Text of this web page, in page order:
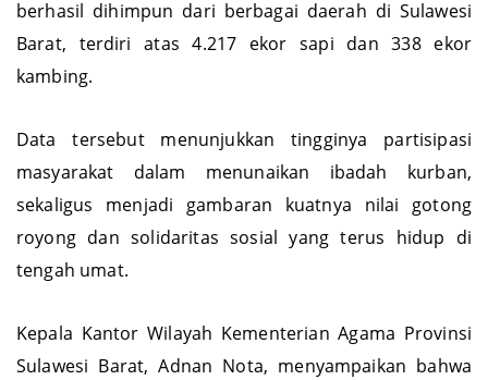
berhasil dihimpun dari berbagai daerah di Sulawesi
Barat, terdiri atas 4.217 ekor sapi dan 338 ekor
kambing.
Data tersebut menunjukkan tingginya partisipasi
masyarakat dalam menunaikan ibadah kurban,
sekaligus menjadi gambaran kuatnya nilai gotong
royong dan solidaritas sosial yang terus hidup di
tengah umat.
Kepala Kantor Wilayah Kementerian Agama Provinsi
Sulawesi Barat, Adnan Nota, menyampaikan bahwa